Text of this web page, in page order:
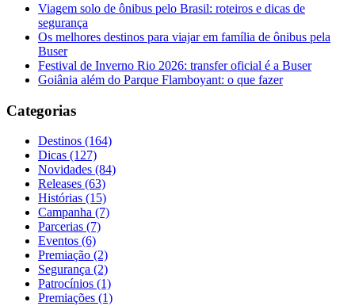
Viagem solo de ônibus pelo Brasil: roteiros e dicas de
segurança
Os melhores destinos para viajar em família de ônibus pela
Buser
Festival de Inverno Rio 2026: transfer oficial é a Buser
Goiânia além do Parque Flamboyant: o que fazer
Categorias
Destinos (164)
Dicas (127)
Novidades (84)
Releases (63)
Histórias (15)
Campanha (7)
Parcerias (7)
Eventos (6)
Premiação (2)
Segurança (2)
Patrocínios (1)
Premiações (1)